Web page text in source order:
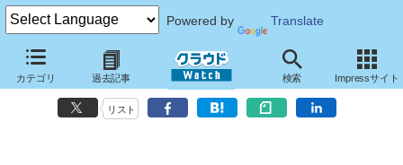
Powered by Translate
カテゴリ 過去記事 検索 Impressサイト
NTTソフト、スマートフォンに対応した誤送信防止ソフト
「CipherCraft/Mail」新版
リスト